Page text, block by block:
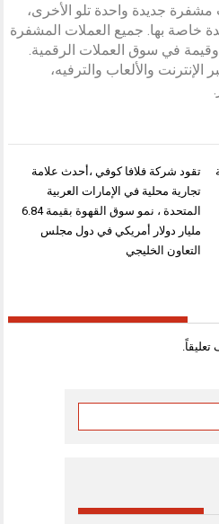
جديدة واحدة تلو الأخرى،
خاصة بها. جميع العملات المشفرة
في سوق العملات الرقمية.
والألعاب والترفيه،
تقود شركة فلافا كوفي ،أحدث علامة
تجارية محلية في الإمارات العربية
المتحدة ، نمو سوق القهوة بقيمة 6.84
مليار دولار أمريكي في دول مجلس
التعاون الخليجي